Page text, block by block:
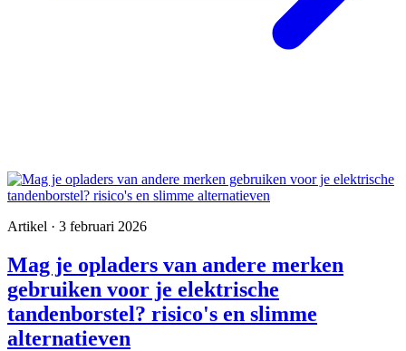
Artikel · 3 februari 2026
Mag je opladers van andere merken
gebruiken voor je elektrische
tandenborstel? risico's en slimme
alternatieven